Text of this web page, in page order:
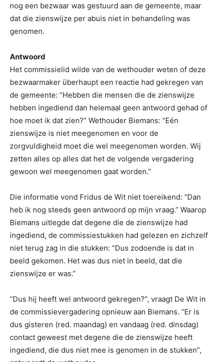
nog een bezwaar was gestuurd aan de gemeente, maar
dat die zienswijze per abuis niet in behandeling was
genomen.
Antwoord
Het commissielid wilde van de wethouder weten of deze
bezwaarmaker überhaupt een reactie had gekregen van
de gemeente: “Hebben die mensen die de zienswijze
hebben ingediend dan helemaal geen antwoord gehad of
hoe moet ik dat zien?” Wethouder Biemans: “Eén
zienswijze is niet meegenomen en voor de
zorgvuldigheid moet die wel meegenomen worden. Wij
zetten alles op alles dat het de volgende vergadering
gewoon wel meegenomen gaat worden.”
Die informatie vond Fridus de Wit niet toereikend: “Dan
heb ik nog steeds geen antwoord op mijn vraag.” Waarop
Biemans uitlegde dat degene die de zienswijze had
ingediend, de commissiestukken had gelezen en zichzelf
niet terug zag in die stukken: “Dus zodoende is dat in
beeld gekomen. Het was dus niet in beeld, dat die
zienswijze er was.”
“Dus hij heeft wel antwoord gekregen?”, vraagt De Wit in
de commissievergadering opnieuw aan Biemans. “Er is
dus gisteren (red. maandag) en vandaag (red. dinsdag)
contact geweest met degene die de zienswijze heeft
ingediend, die dus niet mee is genomen in de stukken”,